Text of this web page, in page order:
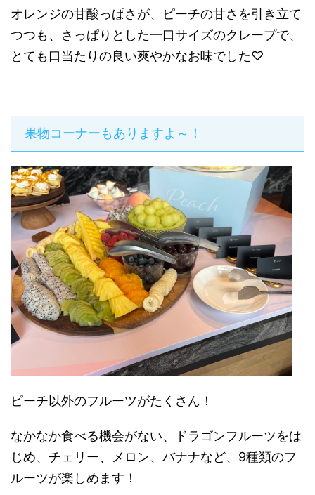
オレンジの甘酸っぱさが、ピーチの甘さを引き立て
つつも、さっぱりとした一口サイズのクレープで、
とても口当たりの良い爽やかなお味でした♡
果物コーナーもありますよ～！
ピーチ以外のフルーツがたくさん！
なかなか食べる機会がない、ドラゴンフルーツをは
じめ、チェリー、メロン、バナナなど、9種類のフ
ルーツが楽しめます！